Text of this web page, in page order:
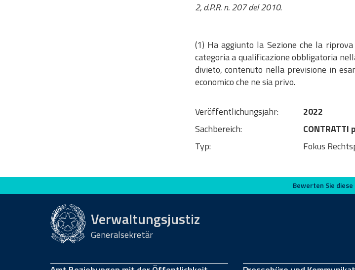
2, d.P.R. n. 207 del 2010.
(1) Ha aggiunto la Sezione che la
categoria a qualificazione obbligatoria
divieto, contenuto nella previsione in
economico che ne sia privo. ​​​​​​​
Veröffentlichungsjahr:
2022
Sachbereich:
Typ:
Fokus
Bewerten Sie diese Seite Bewerten Sie diese
Verwaltungsjustiz
Generalsekretär